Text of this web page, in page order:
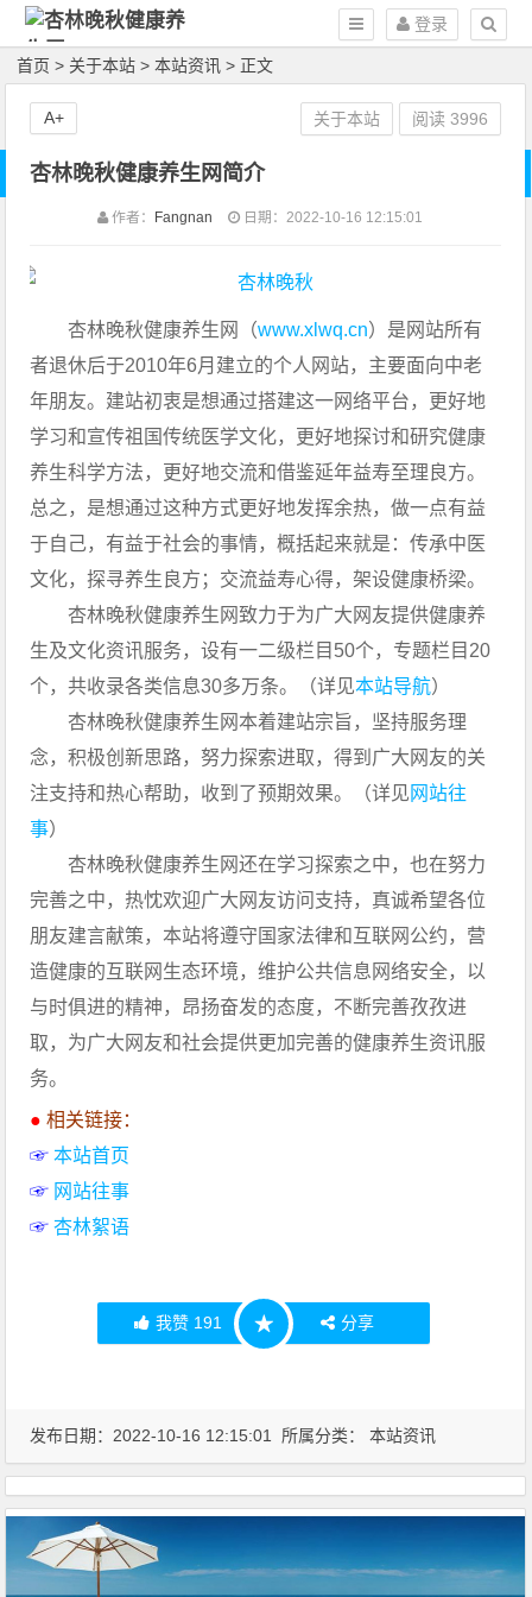
登录
首页 > 关于本站 >本站资讯 > 正文
杏林晚秋健康养生网简介
作者： Fangnan 日期：2022-10-16 12:15:01
杏林晚秋健康养生网（www.xlwq.cn）是网站所有
者退休后于2010年6月建立的个人网站，主要面向中老
年朋友。建站初衷是想通过搭建这一网络平台，更好地
学习和宣传祖国传统医学文化，更好地探讨和研究健康
养生科学方法，更好地交流和借鉴延年益寿至理良方。
总之，是想通过这种方式更好地发挥余热，做一点有益
于自己，有益于社会的事情，概括起来就是：传承中医
文化，探寻养生良方；交流益寿心得，架设健康桥梁。
杏林晚秋健康养生网致力于为广大网友提供健康养
生及文化资讯服务，设有一二级栏目50个，专题栏目20
个，共收录各类信息30多万条。（详见本站导航）
杏林晚秋健康养生网本着建站宗旨，坚持服务理
念，积极创新思路，努力探索进取，得到广大网友的关
注支持和热心帮助，收到了预期效果。（详见 网站往
事）
杏林晚秋健康养生网还在学习探索之中，也在努力
完善之中，热忱欢迎广大网友访问支持，真诚希望各位
朋友建言献策，本站将遵守国家法律和互联网公约，营
造健康的互联网生态环境，维护公共信息网络安全，以
与时俱进的精神，昂扬奋发的态度，不断完善孜孜进
取，为广大网友和社会提供更加完善的健康养生资讯服
务。
● 相关链接：
☞ 本站首页
☞ 网站往事
☞ 杏林絮语
我赞 191 ★ 分享
关于本站 阅读3996
A+
发布日期：2022-10-16 12:15:01 所属分类：本站资讯